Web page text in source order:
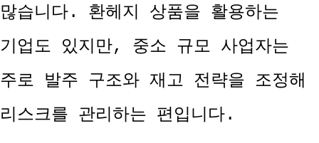
많습니다. 환헤지 상품을 활용하는
기업도 있지만, 중소 규모 사업자는
주로 발주 구조와 재고 전략을 조정해
리스크를 관리하는 편입니다.